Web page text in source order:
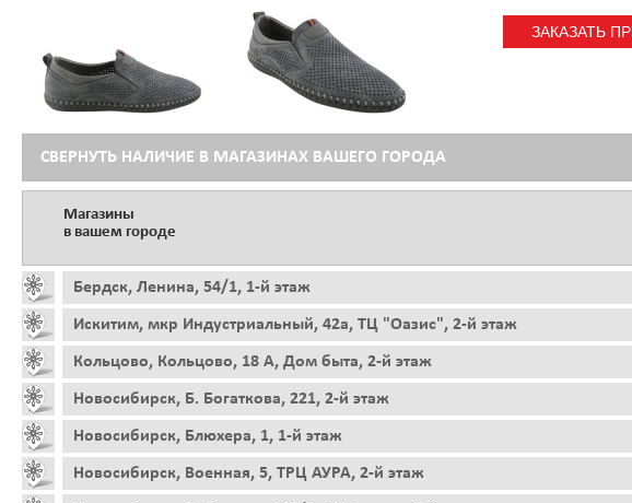
СВЕРНУТЬ НАЛИЧИЕ В МАГАЗИНАХ ВАШЕГО ГОРОДА
Магазины
в вашем городе
Бердск, Ленина, 54/1, 1-й этаж
Искитим, мкр Индустриальный, 42а, ТЦ "Оазис", 2-й этаж
Кольцово, Кольцово, 18 А, Дом быта, 2-й этаж
Новосибирск, Б. Богаткова, 221, 2-й этаж
Новосибирск, Блюхера, 1, 1-й этаж
Новосибирск, Военная, 5, ТРЦ АУРА, 2-й этаж